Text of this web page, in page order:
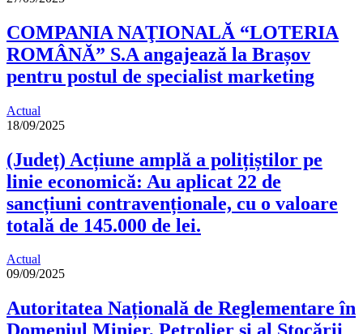
COMPANIA NAŢIONALĂ “LOTERIA
ROMÂNĂ” S.A angajează la Brașov
pentru postul de specialist marketing
Actual
18/09/2025
(Județ) Acțiune amplă a polițiștilor pe
linie economică: Au aplicat 22 de
sancțiuni contravenționale, cu o valoare
totală de 145.000 de lei.
Actual
09/09/2025
Autoritatea Națională de Reglementare în